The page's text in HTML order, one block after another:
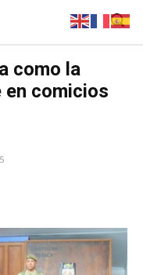
como la
en comicios